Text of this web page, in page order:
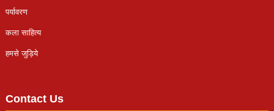
पर्यावरण
कला साहित्य
हमसे जुड़िये
Contact Us